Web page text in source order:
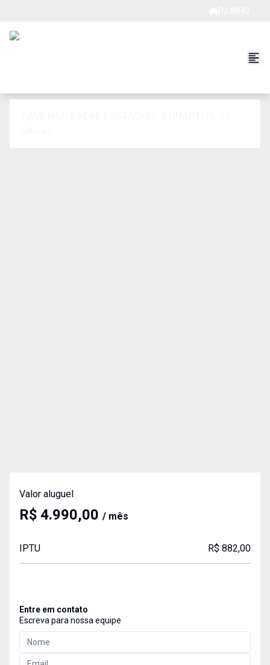
Valor aluguel
R$ 4.990,00 / mês
IPTU R$ 882,00
Entre em contato
Escreva para nossa equipe